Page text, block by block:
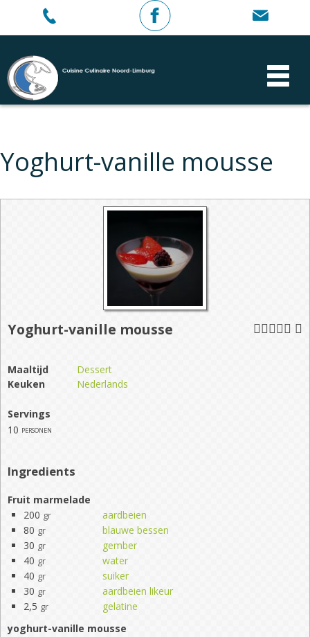
Yoghurt-vanille mousse
Yoghurt-vanille mousse
Maaltijd
Dessert
Keuken
Nederlands
Servings
10 personen
Ingredients
Fruit marmelade
200 gr
aardbeien
80 gr
blauwe bessen
30 gr
gember
40 gr
water
40 gr
suiker
30 gr
aardbeien likeur
2,5 gr
gelatine
yoghurt-vanille mousse